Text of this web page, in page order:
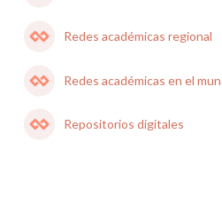
Redes académicas regional
Redes académicas en el
Repositorios digitales